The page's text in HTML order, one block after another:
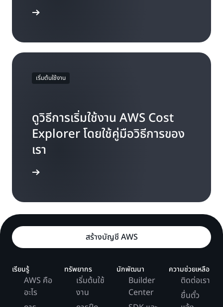
เริ่มต้นใช้งาน
ดูวิธีการเริ่มใช้งาน AWS Cost
Explorer โดยใช้คู่มือวิธีการของ
เรา
สร้างบัญชี AWS
เรียนรู้
AWS คือ
อะไร
ทรัพยากร
เริ่มต้นใช้
งาน
นักพัฒนา
Builder
Center
ความช่วยเหลือ
ติดต่อเรา
ยื่นตั๋ว